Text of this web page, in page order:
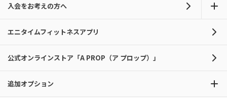
入会をお考えの方へ
エニタイムフィットネスアプリ
公式オンラインストア「A PROP（ア プロップ）」
追加オプション